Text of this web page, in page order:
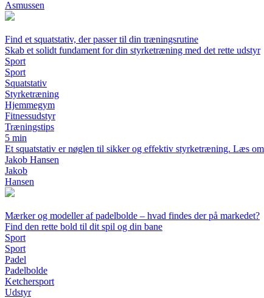
Asmussen
Find et squatstativ, der passer til din træningsrutine
Skab et solidt fundament for din styrketræning med det rette udstyr
Sport
Sport
Squatstativ
Styrketræning
Hjemmegym
Fitnessudstyr
Træningstips
5 min
Et squatstativ er nøglen til sikker og effektiv styrketræning. Læs
Jakob Hansen
Jakob
Hansen
Mærker og modeller af padelbolde – hvad findes der på markedet?
Find den rette bold til dit spil og din bane
Sport
Sport
Padel
Padelbolde
Ketchersport
Udstyr